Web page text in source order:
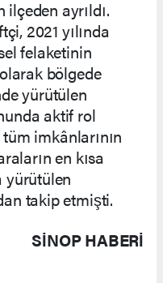
ilçeden ayrıldı.
2021 yılında
felaketinin
bölgede
yürütülen
aktif rol
imkânlarının
en kısa
yürütülen
takip etmişti.
SINOP HABERİ